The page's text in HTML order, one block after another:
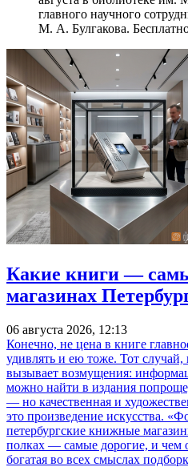
главного научного
М. А. Булгакова.
Какие книги —
магазинах
06 августа 2026, 12:13
Конечно, не цена в книге
удивлять и ею тоже. Тот случай,
вызывает возмущения:
можно найти в издания
— но качественная и
это произведение искусства.
петербургские книжные
полках — самые дорогие, и чем
богатая во всех смыслах